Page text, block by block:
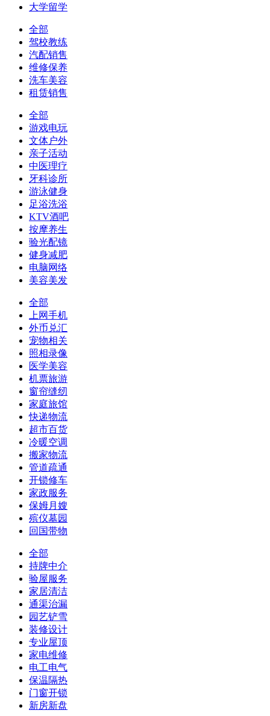
大学留学
全部
驾校教练
汽配销售
维修保养
洗车美容
租赁销售
全部
游戏电玩
文体户外
亲子活动
中医理疗
牙科诊所
游泳健身
足浴洗浴
KTV酒吧
按摩养生
验光配镜
健身减肥
电脑网络
美容美发
全部
上网手机
外币兑汇
宠物相关
照相录像
医学美容
机票旅游
窗帘缝纫
家庭旅馆
快递物流
超市百货
冷暖空调
搬家物流
管道疏通
开锁修车
家政服务
保姆月嫂
殡仪墓园
回国带物
全部
持牌中介
验屋服务
家居清洁
通渠治漏
园艺铲雪
装修设计
专业屋顶
家电维修
电工电气
保温隔热
门窗开锁
新房新盘